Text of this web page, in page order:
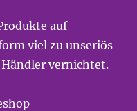
auf
viel zu unseriös
vernichtet.